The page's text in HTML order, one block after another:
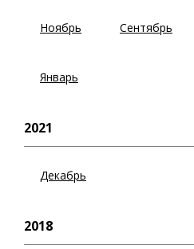
Ноябрь Сентябрь
Январь
2021
Декабрь
2018